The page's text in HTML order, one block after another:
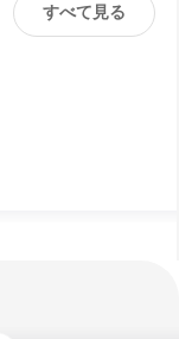
すべて見る